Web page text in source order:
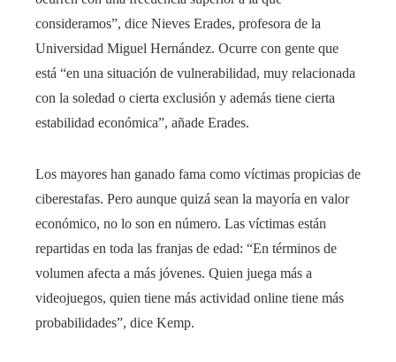
consideramos”, dice Nieves Erades, profesora de la
Universidad Miguel Hernández. Ocurre con gente que
está “en una situación de vulnerabilidad, muy relacionada
con la soledad o cierta exclusión y además tiene cierta
estabilidad económica”, añade Erades.
Los mayores han ganado fama como víctimas propicias de
ciberestafas. Pero aunque quizá sean la mayoría en valor
económico, no lo son en número. Las víctimas están
repartidas en toda las franjas de edad: “En términos de
volumen afecta a más jóvenes. Quien juega más a
videojuegos, quien tiene más actividad online tiene más
probabilidades”, dice Kemp.